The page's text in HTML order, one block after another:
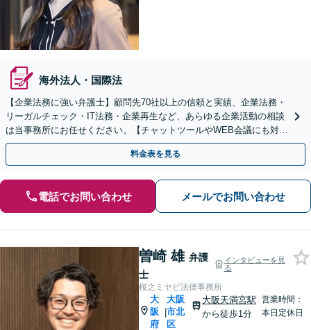
海外法人・国際法
【企業法務に強い弁護士】顧問先70社以上の信頼と実績、企業法務・
リーガルチェック・IT法務・企業再生など、あらゆる企業活動の相談
は当事務所にお任せください。【チャットツールやWEB会議にも対
応】
料金表を見る
電話でお問い合わせ メールでお問い合わせ
曽崎 雄 弁護
士
インタビューを見
る
桜之ミヤビ法律事務所
大
阪
府
|
大阪
市北
区
大阪天満宮駅
から徒歩1分
営業時間：
本日定休日